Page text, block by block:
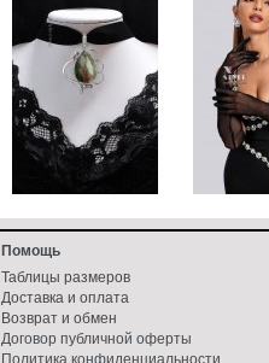
Помощь
Таблицы размеров
Доставка и оплата
Возврат и обмен
Договор публичной оферты
Политика конфиденциальности